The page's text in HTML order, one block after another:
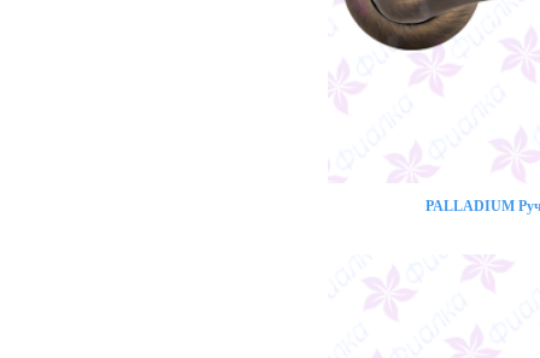
PALLADIUM